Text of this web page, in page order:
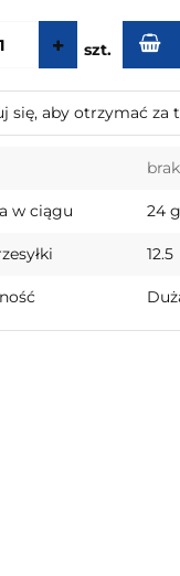
szt.
się, aby otrzymać
w ciągu 24
12.5